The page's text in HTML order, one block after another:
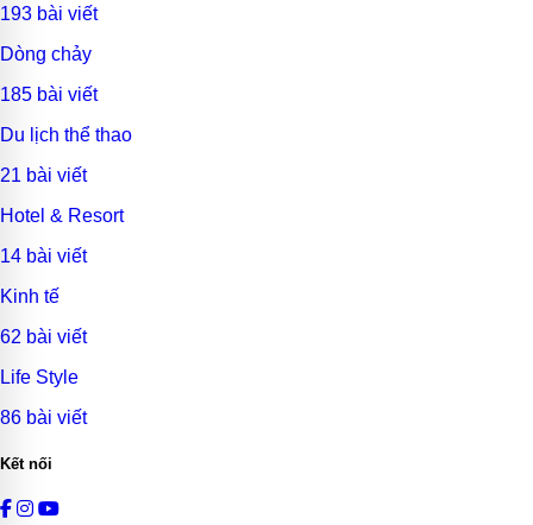
193 bài viết
Dòng chảy
185 bài viết
Du lịch thể thao
21 bài viết
Hotel & Resort
14 bài viết
Kinh tế
62 bài viết
Life Style
86 bài viết
Kết nối